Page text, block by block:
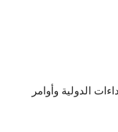
الدولية وأوامر